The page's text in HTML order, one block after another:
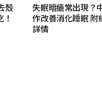
殼
失眠暗瘡常出現？
作改善消化睡眠
詳情